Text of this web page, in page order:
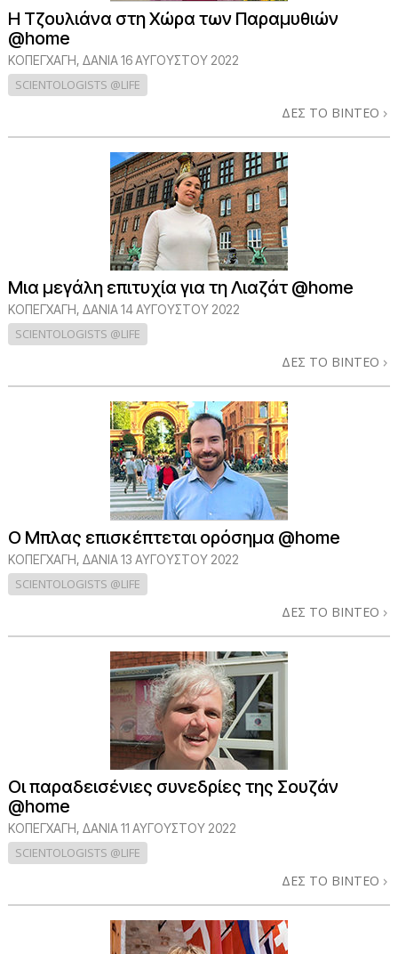
Η Τζουλιάνα στη Χώρα των Παραμυθιών
@home
ΚΟΠΕΓΧΆΓΗ, ΔΑΝΊΑ16 ΑΥΓΟΥΣΤΟΥ 2022
SCIENTOLOGISTS @LIFE
ΔΕΣ ΤΟ ΒΙΝΤΕΟ
Μια μεγάλη επιτυχία για τη Λιαζάτ @home
ΚΟΠΕΓΧΆΓΗ, ΔΑΝΊΑ14 ΑΥΓΟΥΣΤΟΥ 2022
SCIENTOLOGISTS @LIFE
ΔΕΣ ΤΟ ΒΙΝΤΕΟ
Ο Μπλας επισκέπτεται ορόσημα @home
ΚΟΠΕΓΧΆΓΗ, ΔΑΝΊΑ13 ΑΥΓΟΥΣΤΟΥ 2022
SCIENTOLOGISTS @LIFE
ΔΕΣ ΤΟ ΒΙΝΤΕΟ
Οι παραδεισένιες συνεδρίες της Σουζάν
@home
ΚΟΠΕΓΧΆΓΗ, ΔΑΝΊΑ11 ΑΥΓΟΥΣΤΟΥ 2022
SCIENTOLOGISTS @LIFE
ΔΕΣ ΤΟ ΒΙΝΤΕΟ